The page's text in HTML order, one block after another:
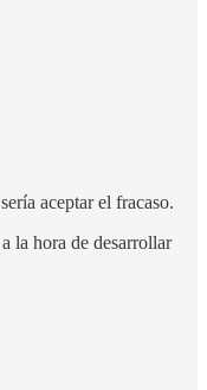
aceptar el fracaso.
la hora de desarrollar